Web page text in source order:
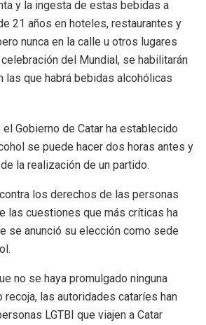
y la ingesta de estas bebidas a
21 años en hoteles, restaurantes y
nunca en la calle u otros lugares
del Mundial, se habilitarán
las que habrá bebidas alcohólicas
Gobierno de Catar ha establecido
se puede hacer dos horas antes y
la realización de un partido.
los derechos de las personas
las cuestiones que más críticas ha
se anunció su elección como sede
no se haya promulgado ninguna
recoja, las autoridades cataríes han
LGTBI que viajen a Catar